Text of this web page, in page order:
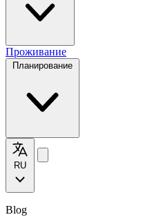
Проживание
Blog